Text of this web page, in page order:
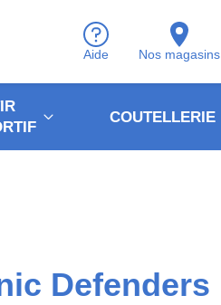
Aide Nos magasins
COUTELLERIE
Defenders